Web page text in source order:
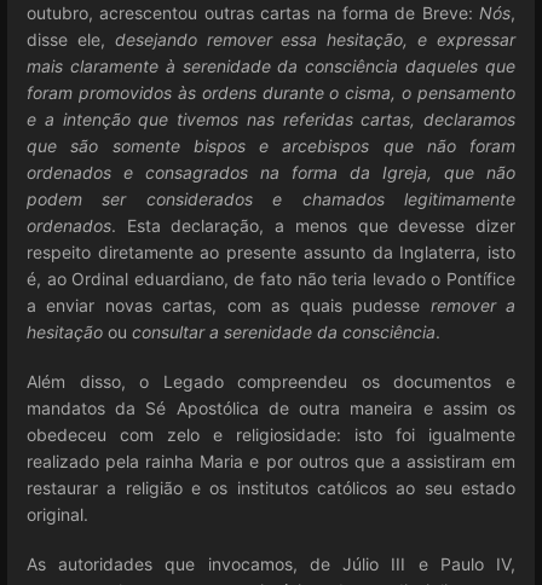
outubro, acrescentou outras cartas na forma de Breve: Nós,
disse ele, desejando remover essa hesitação, e expressar
mais claramente à serenidade da consciência daqueles que
foram promovidos às ordens durante o cisma, o pensamento
e a intenção que tivemos nas referidas cartas, declaramos
que são somente bispos e arcebispos que não foram
ordenados e consagrados na forma da Igreja, que não
podem ser considerados e chamados legitimamente
ordenados. Esta declaração, a menos que devesse dizer
respeito diretamente ao presente assunto da Inglaterra, isto
é, ao Ordinal eduardiano, de fato não teria levado o Pontífice
a enviar novas cartas, com as quais pudesse remover a
hesitação ou consultar a serenidade da consciência.
Além disso, o Legado compreendeu os documentos e
mandatos da Sé Apostólica de outra maneira e assim os
obedeceu com zelo e religiosidade: isto foi igualmente
realizado pela rainha Maria e por outros que a assistiram em
restaurar a religião e os institutos católicos ao seu estado
original.
As autoridades que invocamos, de Júlio III e Paulo IV,